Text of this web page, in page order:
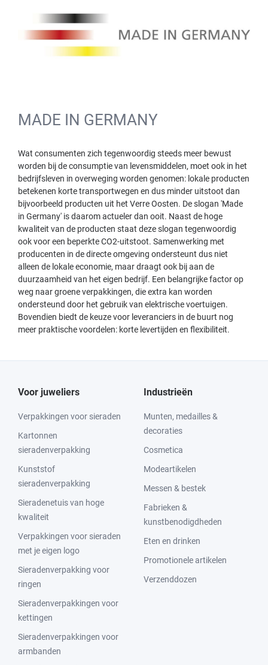
MADE IN GERMANY
Wat consumenten zich tegenwoordig steeds meer bewust
worden bij de consumptie van levensmiddelen, moet ook in het
bedrijfsleven in overweging worden genomen: lokale producten
betekenen korte transportwegen en dus minder uitstoot dan
bijvoorbeeld producten uit het Verre Oosten. De slogan 'Made
in Germany' is daarom actueler dan ooit. Naast de hoge
kwaliteit van de producten staat deze slogan tegenwoordig
ook voor een beperkte CO2-uitstoot. Samenwerking met
producenten in de directe omgeving ondersteunt dus niet
alleen de lokale economie, maar draagt ook bij aan de
duurzaamheid van het eigen bedrijf. Een belangrijke factor op
weg naar groene verpakkingen, die extra kan worden
ondersteund door het gebruik van elektrische voertuigen.
Bovendien biedt de keuze voor leveranciers in de buurt nog
meer praktische voordelen: korte levertijden en flexibiliteit.
Voor juweliers
Verpakkingen voor sieraden
Kartonnen
sieradenverpakking
Kunststof
sieradenverpakking
Sieradenetuis van hoge
kwaliteit
Verpakkingen voor sieraden
met je eigen logo
Sieradenverpakking voor
ringen
Sieradenverpakkingen voor
kettingen
Sieradenverpakkingen voor
armbanden
Industrieën
Munten, medailles &
decoraties
Cosmetica
Modeartikelen
Messen & bestek
Fabrieken &
kunstbenodigdheden
Eten en drinken
Promotionele artikelen
Verzenddozen